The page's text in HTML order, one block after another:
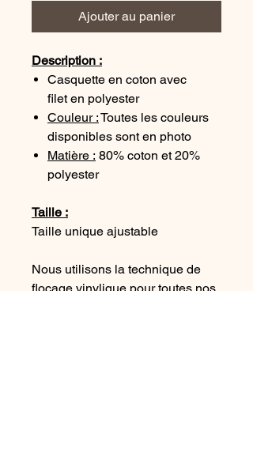
Ajouter au panier
Description :
Casquette en coton avec
filet en polyester
Couleur :Toutes les couleurs
disponibles sont en photo
Matière : 80% coton et 20%
polyester
Taille :
Taille unique ajustable
Nous utilisons la technique de
flocage vinylique pour toutes nos